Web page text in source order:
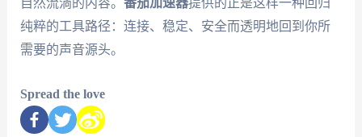
自然流淌的内容。 番茄加速器提供的正是这样一种回归
纯粹的工具路径：连接、稳定、安全而透明地回到你所
需要的声音源头。
Spread the love